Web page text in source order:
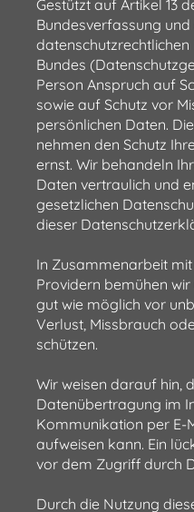
Gestützt auf Artikel 13
Bundesverfassung und
Bundes
Person Anspruch auf
sowie auf Schutz vor
persönlichen Daten.
nehmen den Schutz
ernst. Wir behandeln
Daten vertraulich und
gesetzlichen
dieser
In Zusammenarbeit
Providern bemühen
gut wie möglich vor
Verlust, Missbrauch
schützen.
Wir weisen darauf hin,
Datenübertragung im
Kommunikation per E-
aufweisen kann. Ein
vor dem Zugriff durch
Durch die Nutzung